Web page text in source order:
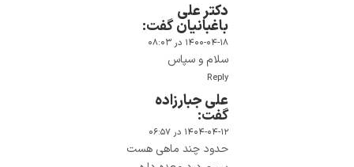
دکتر علی
باغبانیانگفت:
۱۴۰۰-۰۴-۱۸ در ۰۸:۰۳
سلام و سپاس
Reply
علی جبارزاده
گفت:
۱۴۰۴-۰۴-۱۲ در ۰۶:۵۷
حدود چند ماهی هست